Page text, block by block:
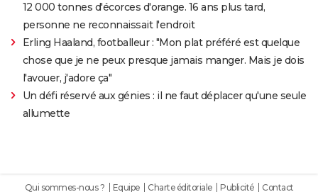
12 000 tonnes d'écorces d'orange. 16 ans plus tard,
personne ne reconnaissait l'endroit
Erling Haaland, footballeur : "Mon plat préféré est quelque
chose que je ne peux presque jamais manger. Mais je dois
l'avouer, j'adore ça"
Un défi réservé aux génies : il ne faut déplacer qu'une seule
allumette
Qui sommes-nous ? Equipe Charte éditoriale Publicité Contact